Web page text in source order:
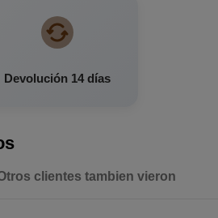
Devolución 14 días
clientes tambien vieron